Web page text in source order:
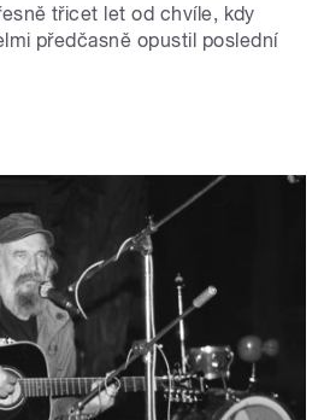
třicet let od chvíle, kdy
předčasně opustil poslední